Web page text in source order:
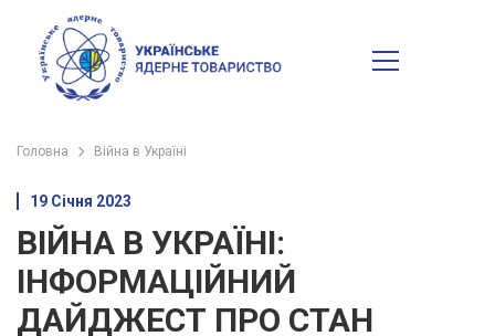
Головна Війна в Україні
19 Січня 2023
ВІЙНА В УКРАЇНІ:
ІНФОРМАЦІЙНИЙ
ДАЙДЖЕСТ ПРО СТАН